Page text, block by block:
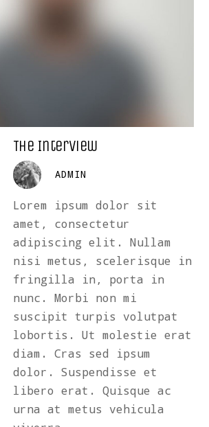
The Interview
ADMIN
Lorem ipsum dolor sit
amet, consectetur
adipiscing elit. Nullam
nisi metus, scelerisque in
fringilla in, porta in
nunc. Morbi non mi
suscipit turpis volutpat
lobortis. Ut molestie erat
diam. Cras sed ipsum
dolor. Suspendisse et
libero erat. Quisque ac
urna at metus vehicula